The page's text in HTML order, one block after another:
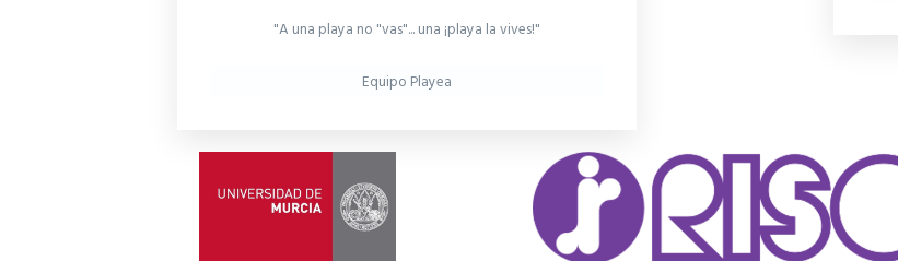
"A una playa no "vas"... una ¡playa la vives!"
Equipo Playea